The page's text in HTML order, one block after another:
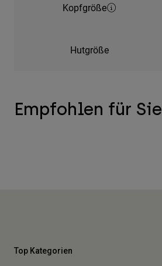
Kopfgröße
Hutgröße
Empfohlen für Sie
Top Kategorien